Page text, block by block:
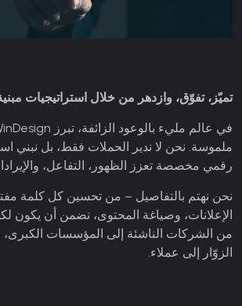
تميّز، تفوّق، وازدهر من خلال استراتيجيات
ملموسة. نحن لا ندير الحملات فقط، بل نبني
رقمي مخصصة تعزز الظهور، التفاعل،
نحن نهتم بالتفاصيل – من تحسين كل كلمة
الإعلانات، وصياغة المحتوى، نضمن أن يكون
من الشركات الناشئة إلى المؤسسات
الزوّار إلى عملاء.